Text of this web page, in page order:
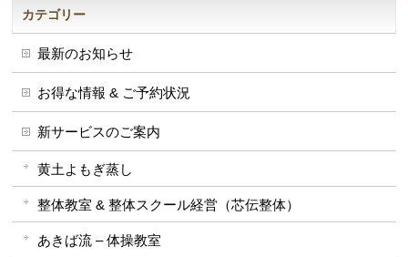
カテゴリー
最新のお知らせ
お得な情報 & ご予約状況
新サービスのご案内
黄土よもぎ蒸し
整体教室 & 整体スクール経営（芯伝整体）
あきば流 – 体操教室